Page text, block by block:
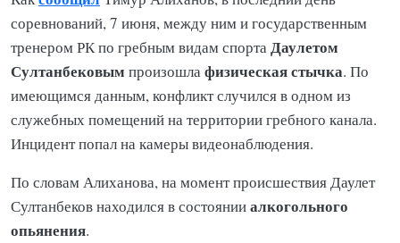
соревнований, 7 июня, между ним и государственным
тренером РК по гребным видам спортаДаулетом
Султанбековым произошлафизическая стычка. По
имеющимся данным, конфликт случился в одном из
служебных помещений на территории гребного канала.
Инцидент попал на камеры видеонаблюдения.
По словам Алиханова, на момент происшествия Даулет
Султанбеков находился в состоянииалкогольного
опьянения.